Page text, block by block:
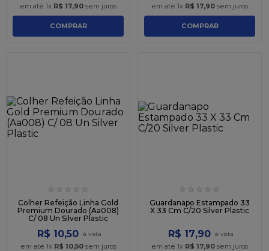
em até 1x R$ 17,90 sem juros
COMPRAR
em até 1x R$ 17,90 sem juros
COMPRAR
☆ ☆ ☆ ☆ ☆
Colher Refeição Linha Gold
Premium Dourado (Aa008)
C/ 08 Un Silver Plastic
R$ 10,50
em até 1x R$ 10,50sem juros
☆ ☆ ☆ ☆ ☆
Guardanapo Estampado 33
X 33 Cm C/20 Silver Plastic
R$ 17,90
em até 1x R$ 17,90 sem juros